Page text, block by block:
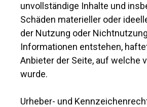
unvollständige Inhalte und
Schäden materieller oder
der Nutzung oder
Informationen entstehen,
Anbieter der Seite, auf welche
wurde.
Urheber- und